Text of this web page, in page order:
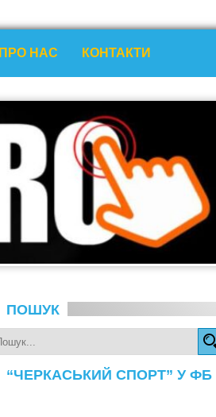
ПРО НАС КОНТАКТИ
ПОШУК
“ЧЕРКАСЬКИЙ СПОРТ” У ФБ